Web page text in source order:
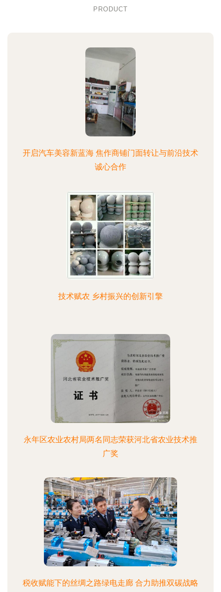
PRODUCT
开启汽车美容新蓝海 焦作商铺门面转让与前沿技术
诚心合作
技术赋农 乡村振兴的创新引擎
永年区农业农村局两名同志荣获河北省农业技术推
广奖
税收赋能下的丝绸之路绿电走廊 合力助推双碳战略